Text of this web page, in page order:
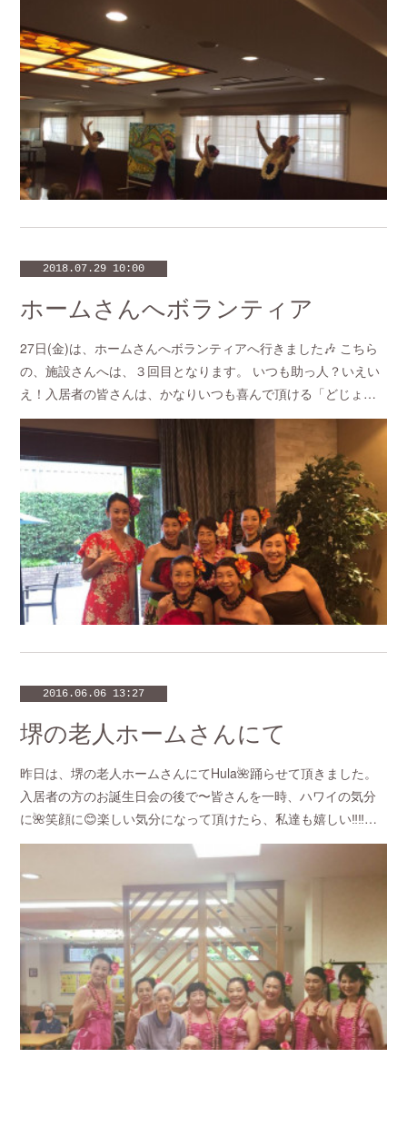
2018.07.29 10:00
ホームさんへボランティア
27日(金)は、ホームさんへボランティアへ行きました🎶 こちら
の、施設さんへは、３回目となります。 いつも助っ人？いえい
え！入居者の皆さんは、かなりいつも喜んで頂ける「どじょ…
2016.06.06 13:27
堺の老人ホームさんにて
昨日は、堺の老人ホームさんにてHula🌺踊らせて頂きました。
入居者の方のお誕生日会の後で〜皆さんを一時、ハワイの気分
に🌺笑顔に😊楽しい気分になって頂けたら、私達も嬉しい‼︎‼︎…